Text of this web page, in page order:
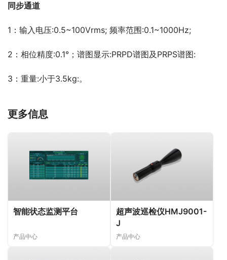
同步通道
1：输入电压:0.5~100Vrms; 频率范围:0.1~1000Hz;
2：相位精度:0.1°；谱图显示:PRPD谱图及PRPS谱图:
3：重量:小于3.5kg:。
更多信息
智能状态监测平台
产品中心
超声波巡检仪HMJ9001-
J
产品中心